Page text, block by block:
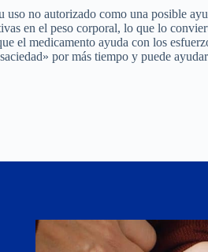
no autorizado como una posible
en el peso corporal, lo que lo
el medicamento ayuda con los
por más tiempo y puede